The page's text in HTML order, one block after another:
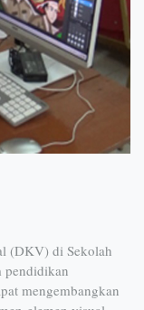
(DKV) di Sekolah
pendidikan
mengembangkan